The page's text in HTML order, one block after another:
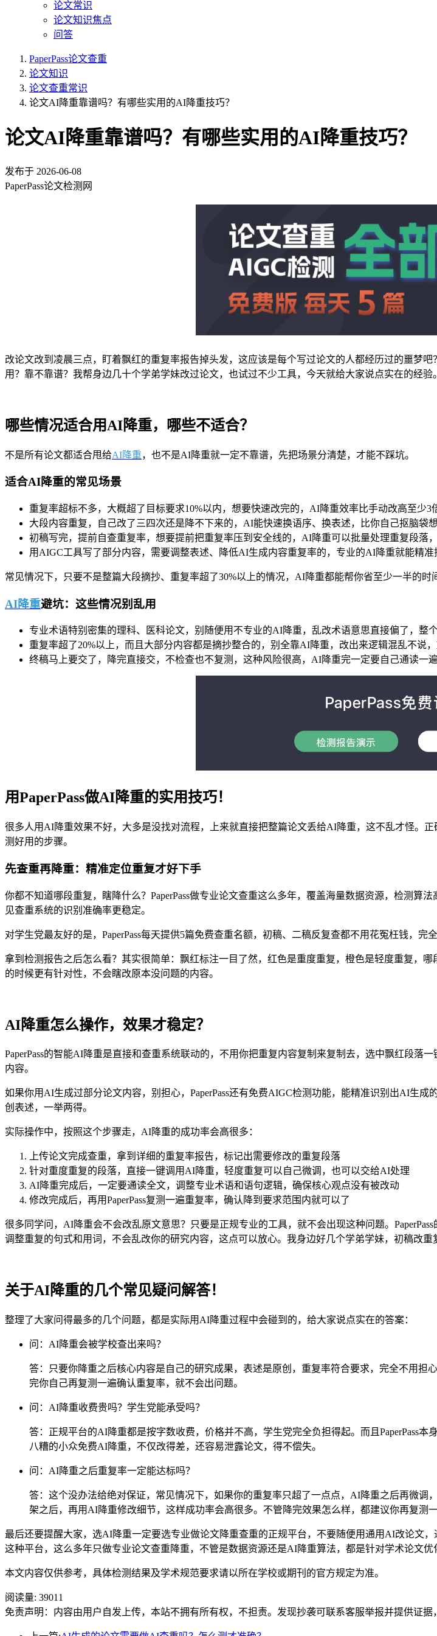
论文常识
论文知识焦点
问答
PaperPass论文查重
论文知识
论文查重常识
论文AI降重靠谱吗？有哪些实用的AI降重技巧？
论文AI降重靠谱吗？有哪些实用的AI降重技巧？
发布于 2026-06-08
PaperPass论文检测网
改论文改到凌晨三点，盯着飘红的重复率报告掉头发，这应该是每个写过论文的人都经历过的噩梦
用？靠不靠谱？我帮身边几十个学弟学妹改过论文，也试过不少工具，今天就给大家说点实在的经验。
哪些情况适合用AI降重，哪些不适合？
不是所有论文都适合甩给AI降重，也不是AI降重就一定不靠谱，先把场景分清楚，才能不踩坑。
适合AI降重的常见场景
重复率超标不多，大概超了目标要求10%以内，想要快速改完的，AI降重效率比手动改高至少3
大段内容重复，自己改了三四次还是降不下来的，AI能快速换语序、换表述，比你自己抠脑袋
初稿写完，提前自查重复率，想要提前把重复率压到安全线的，AI降重可以批量处理重复段落
用AIGC工具写了部分内容，需要调整表述、降低AI生成内容重复率的，专业的AI降重就能精准
常见情况下，只要不是整篇大段摘抄、重复率超了30%以上的情况，AI降重都能帮你省至少一半的时
AI降重避坑：这些情况别乱用
专业术语特别密集的理科、医科论文，别随便用不专业的AI降重，乱改术语意思直接偏了，整
重复率超了20%以上，而且大部分内容都是摘抄整合的，别全靠AI降重，改出来逻辑混乱不说
终稿马上要交了，降完直接交，不检查也不复测，这种风险很高，AI降重完一定要自己通读一
用PaperPass做AI降重的实用技巧！
很多人用AI降重效果不好，大多是没找对流程，上来就直接把整篇论文丢给AI降重，这不乱才怪。
测好用的步骤。
先查重再降重：精准定位重复才好下手
你都不知道哪段重复，瞎降什么？PaperPass做专业论文查重这么多年，覆盖海量数据资源，检测
见查重系统的识别准确率更稳定。
对学生党最友好的是，PaperPass每天提供5篇免费查重名额，初稿、二稿反复查都不用花冤枉钱，完
拿到检测报告之后怎么看？其实很简单：飘红标注一目了然，红色是重度重复，橙色是轻度重复，
的时候更有针对性，不会瞎改原本没问题的内容。
AI降重怎么操作，效果才稳定？
PaperPass的智能AI降重是直接和查重系统联动的，不用你把重复内容复制来复制去，选中飘红段
内容。
如果你用AI生成过部分论文内容，别担心，PaperPass还有免费AIGC检测功能，能精准识别出AI生
创表述，一举两得。
实际操作中，按照这个步骤走，AI降重的成功率会高很多：
上传论文完成查重，拿到详细的重复率报告，标记出需要修改的重复段落
针对重度重复的段落，直接一键调用AI降重，轻度重复可以自己微调，也可以交给AI处理
AI降重完成后，一定要通读全文，调整专业术语和语句逻辑，确保核心观点没有被改动
修改完成后，再用PaperPass复测一遍重复率，确认降到要求范围内就可以了
很多同学问，AI降重会不会改乱原文意思？只要是正规专业的工具，就不会出现这种问题。
调整重复的句式和用词，不会乱改你的研究内容，这点可以放心。我身边好几个学弟学妹，初稿改
关于AI降重的几个常见疑问解答！
整理了大家问得最多的几个问题，都是实际用AI降重过程中会碰到的，给大家说点实在的答案：
问：AI降重会被学校查出来吗？
答：只要你降重之后核心内容是自己的研究成果，表述是原创，重复率符合要求，完全不用
完你自己再复测一遍确认重复率，就不会出问题。
问：AI降重收费贵吗？学生党能承受吗？
答：正规平台的AI降重都是按字数收费，价格并不高，学生党完全负担得起。而且PaperPass
八糟的小众免费AI降重，不仅改得差，还容易泄露论文，得不偿失。
问：AI降重之后重复率一定能达标吗？
答：这个没办法给绝对保证，常见情况下，如果你的重复率只超了一点点，AI降重之后再微
架之后，再用AI降重修改细节，这样成功率会高很多。不管降完效果怎么样，都建议你再复测
最后还要提醒大家，选AI降重一定要选专业做论文降重查重的正规平台，不要随便用通用AI改论文
这种平台，这么多年只做专业论文查重降重，不管是数据资源还是AI降重算法，都是针对学术论文优
本文内容仅供参考，具体检测结果及学术规范要求请以所在学校或期刊的官方规定为准。
阅读量: 39011
免责声明：内容由用户自发上传，本站不拥有所有权，不担责。发现抄袭可联系客服举报并提供证据